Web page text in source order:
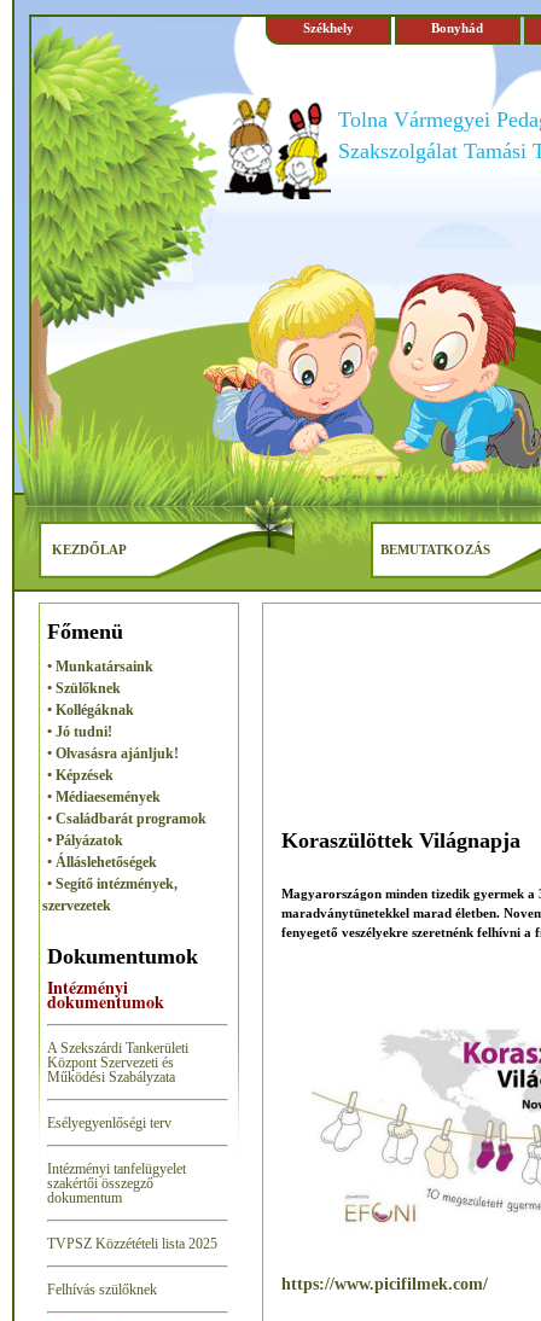
Székhely Bonyhád
Tolna Vármegyei
Szakszolgálat Tamási
KEZDŐLAP BEMUTATKOZÁS
Főmenü
• Munkatársaink
• Szülőknek
• Kollégáknak
• Jó tudni!
• Olvasásra ajánljuk!
• Képzések
• Médiaesemények
• Családbarát programok
• Pályázatok
• Álláslehetőségek
• Segítő intézmények,
szervezetek
Dokumentumok
Intézményi
dokumentumok
A Szekszárdi Tankerületi
Központ Szervezeti és
Működési Szabályzata
Esélyegyenlőségi terv
Intézményi tanfelügyelet
szakértői összegző
dokumentum
TVPSZ Közzétételi lista 2025
Felhívás szülőknek
Koraszülöttek Világnapja
Magyarországon minden tizedik gyermek a
maradványtünetekkel marad életben.
fenyegető veszélyekre szeretnénk felhívni a
https://www.picifilmek.com/